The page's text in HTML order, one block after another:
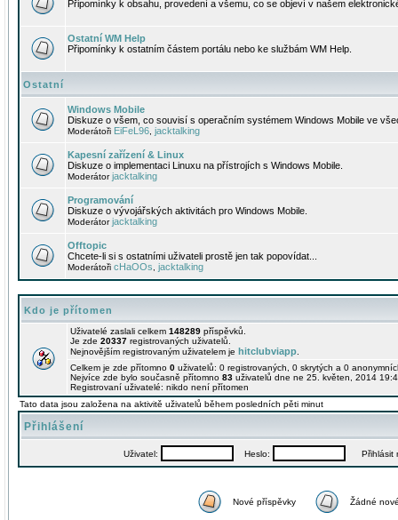
Připomínky k obsahu, provedení a všemu, co se objeví v našem
Ostatní WM Help
Připomínky k ostatním částem portálu nebo ke službám WM Help.
Ostatní
Windows Mobile
Diskuze o všem, co souvisí s operačním systémem Windows Mobile ve
Moderátoři EiFeL96 jacktalking
Kapesní zařízení & Linux
Diskuze o implementaci Linuxu na přístrojích s Windows Mobile.
Moderátorjacktalking
Programování
Diskuze o vývojářských aktivitách pro Windows Mobile.
Moderátorjacktalking
Offtopic
Chcete-li si s ostatními uživateli prostě jen tak popovídat...
Moderátoři cHaOOs jacktalking
Kdo je přítomen
Uživatelé zaslali celkem 148289 příspěvků.
Je zde 20337 registrovaných uživatelů.
Nejnovějším registrovaným uživatelem je hitclubviapp
Celkem je zde přítomno 0 uživatelů: 0 registrovaných, 0 skrytých a 0
Nejvíce zde bylo současně přítomno 83 uživatelů dne ne 25. květen, 2014
Registrovaní uživatelé: nikdo není přítomen
Tato data jsou založena na aktivitě uživatelů během posledních pěti minut
Přihlášení
Uživatel: Heslo: Přihlásit
Nové příspěvky Žádné